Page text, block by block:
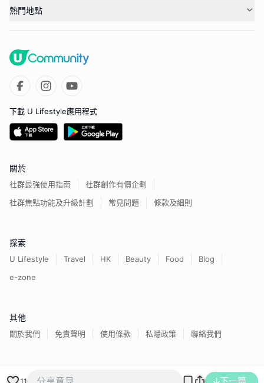
11
熱門地點
下載 U Lifestyle應用程式
關於
社群最強使用指南
社群創作有價企劃
社群焦點功能及升級計劃
常見問題 條款及細則
探索
U Lifestyle Travel HK Beauty Food
Blog
e-zone
其他
關於我們 免責聲明 使用條款 私隱政策 聯絡我們
香港經濟日報版權所有©